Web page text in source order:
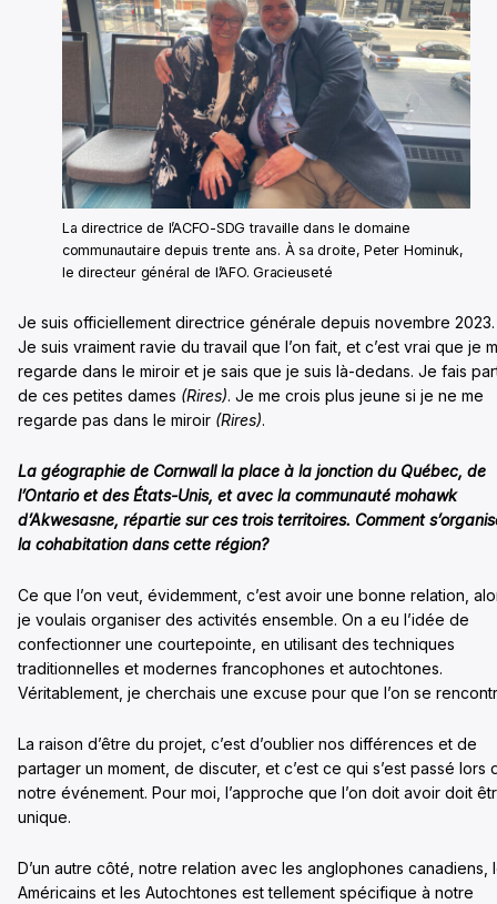
La directrice de l’ACFO-SDG travaille dans le domaine
communautaire depuis trente ans. À sa droite, Peter Hominuk,
le directeur général de l’AFO. Gracieuseté
Je suis officiellement directrice générale depuis novembre 2023.
Je suis vraiment ravie du travail que l’on fait, et c’est vrai que je
regarde dans le miroir et je sais que je suis là-dedans. Je fais
de ces petites dames (Rires). Je me crois plus jeune si je ne me
regarde pas dans le miroir (Rires).
La géographie de Cornwall la place à la jonction du Québec, de
l’Ontario et des États-Unis, et avec la communauté mohawk
d’Akwesasne, répartie sur ces trois territoires. Comment
la cohabitation dans cette région?
Ce que l’on veut, évidemment, c’est avoir une bonne relation,
je voulais organiser des activités ensemble. On a eu l’idée de
confectionner une courtepointe, en utilisant des techniques
traditionnelles et modernes francophones et autochtones.
Véritablement, je cherchais une excuse pour que l’on se
La raison d’être du projet, c’est d’oublier nos différences et de
partager un moment, de discuter, et c’est ce qui s’est passé lors
notre événement. Pour moi, l’approche que l’on doit avoir doit
unique.
D’un autre côté, notre relation avec les anglophones canadiens,
Américains et les Autochtones est tellement spécifique à notre